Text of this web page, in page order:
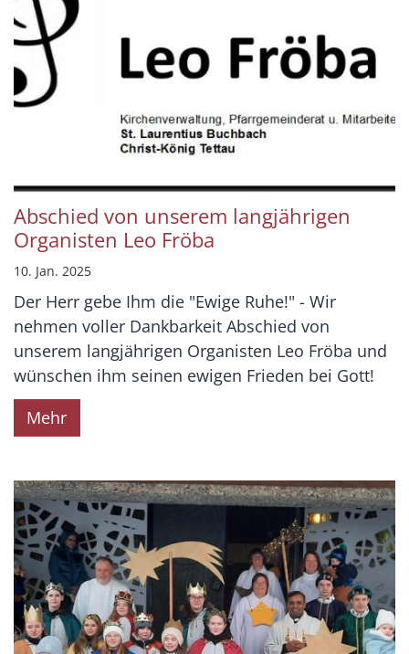
Abschied von unserem langjährigen
Organisten Leo Fröba
10. Jan. 2025
Der Herr gebe Ihm die "Ewige Ruhe!" - Wir
nehmen voller Dankbarkeit Abschied von
unserem langjährigen Organisten Leo Fröba und
wünschen ihm seinen ewigen Frieden bei Gott!
Mehr